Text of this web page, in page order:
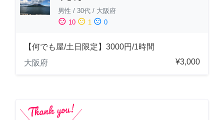
男性 / 30代 / 大阪府
sentiment_satisfied 10 sentiment_neutral 1 sentiment_dissatisfied 0
【何でも屋/土日限定】3000円/1時間
大阪府
¥3,000